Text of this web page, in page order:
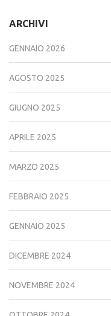
ARCHIVI
GENNAIO 2026
AGOSTO 2025
GIUGNO 2025
APRILE 2025
MARZO 2025
FEBBRAIO 2025
GENNAIO 2025
DICEMBRE 2024
NOVEMBRE 2024